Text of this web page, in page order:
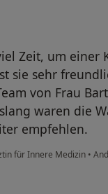
Zeit, um einer
sie sehr
von Frau
waren die
empfehlen.
für Innere Medizin •